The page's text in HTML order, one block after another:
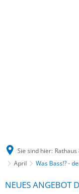
Sie sind hier:
April
Was Bass!? -
NEUES ANGEBOT